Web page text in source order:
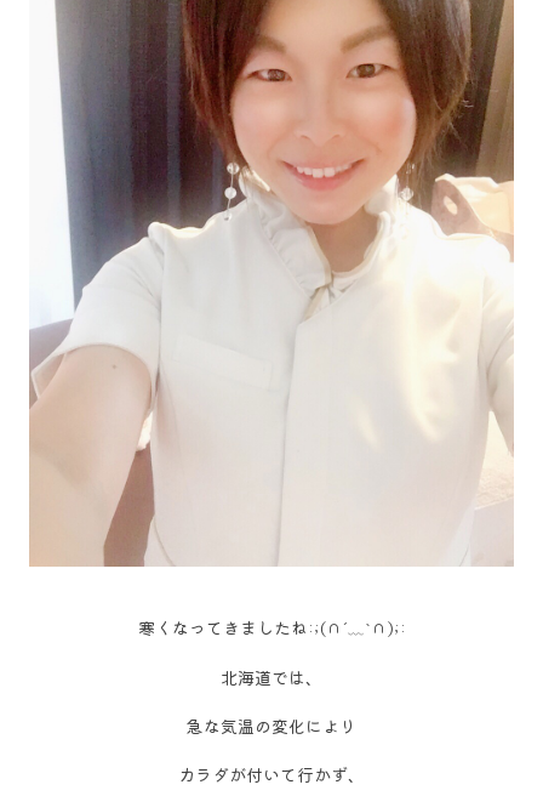
寒くなってきましたね:;(∩´﹏`∩);:
北海道では、
急な気温の変化により
カラダが付いて行かず、